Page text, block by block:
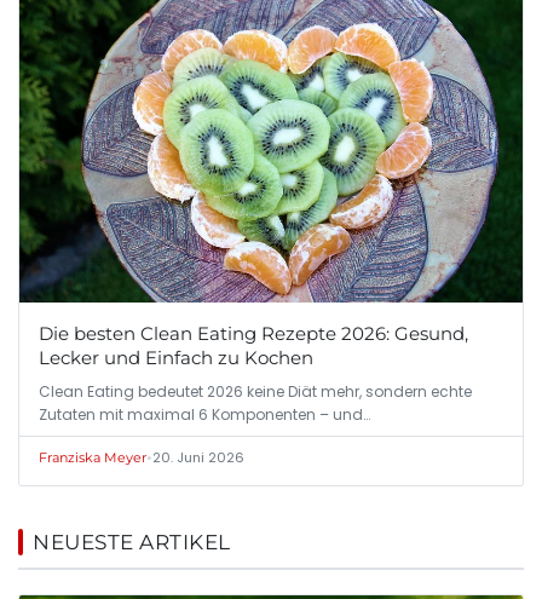
Die besten Clean Eating Rezepte 2026: Gesund,
Lecker und Einfach zu Kochen
Clean Eating bedeutet 2026 keine Diät mehr, sondern echte
Zutaten mit maximal 6 Komponenten – und…
Franziska Meyer•20. Juni 2026
NEUESTE ARTIKEL